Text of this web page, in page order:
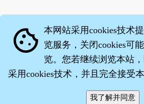
·沈药子
cookie 本网站采用cookies技术
览服务，关闭cookies可
览。您若继续浏览本站
采用cookies技术，并且完全接受